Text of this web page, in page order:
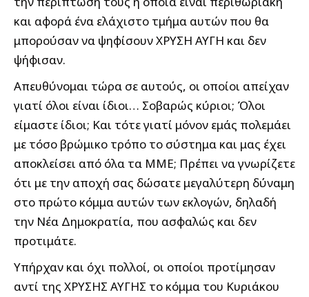
και αφορά ένα ελάχιστο τμήμα αυτών που θα
μπορούσαν να ψηφίσουν ΧΡΥΣΗ ΑΥΓΗ και δεν
ψήφισαν.
Απευθύνομαι τώρα σε αυτούς, οι οποίοι απείχαν
γιατί όλοι είναι ίδιοι… Σοβαρώς κύριοι; Όλοι
είμαστε ίδιοι; Και τότε γιατί μόνον εμάς πολεμάει
με τόσο βρώμικο τρόπο το σύστημα και μας έχει
αποκλείσει από όλα τα ΜΜΕ; Πρέπει να γνωρίζετε
ότι με την αποχή σας δώσατε μεγαλύτερη δύναμη
στο πρώτο κόμμα αυτών των εκλογών, δηλαδή
την Νέα Δημοκρατία, που ασφαλώς και δεν
προτιμάτε.
Υπήρχαν και όχι πολλοί, οι οποίοι προτίμησαν
αντί της ΧΡΥΣΗΣ ΑΥΓΗΣ το κόμμα του Κυριάκου